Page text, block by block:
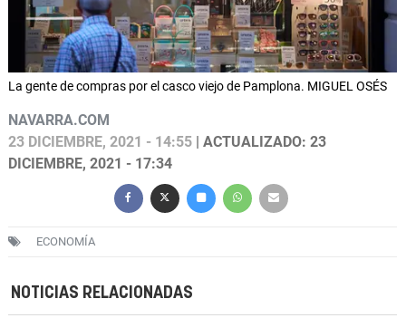
La gente de compras por el casco viejo de Pamplona. MIGUEL OSÉS
NAVARRA.COM
23 DICIEMBRE, 2021 - 14:55 | ACTUALIZADO: 23
DICIEMBRE, 2021 - 17:34
ECONOMÍA
NOTICIAS RELACIONADAS